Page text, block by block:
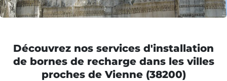
Découvrez nos services d'installation
de bornes de recharge dans les villes
proches de Vienne (38200)